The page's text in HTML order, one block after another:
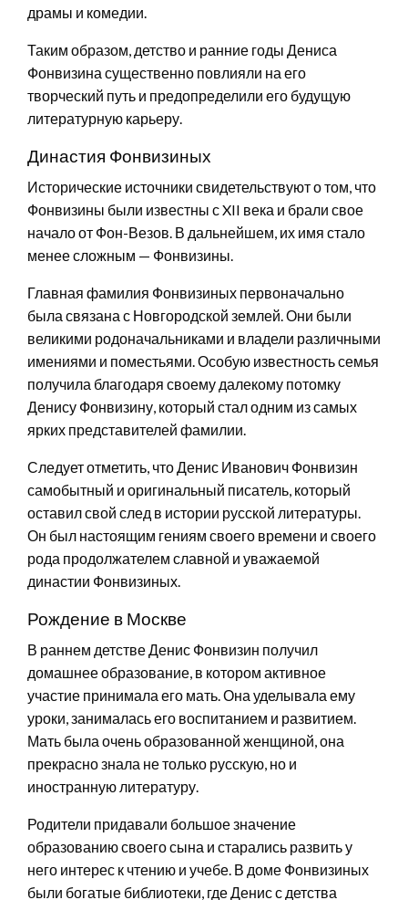
драмы и комедии.
Таким образом, детство и ранние годы Дениса
Фонвизина существенно повлияли на его
творческий путь и предопределили его будущую
литературную карьеру.
Династия Фонвизиных
Исторические источники свидетельствуют о том, что
Фонвизины были известны с XII века и брали свое
начало от Фон-Везов. В дальнейшем, их имя стало
менее сложным — Фонвизины.
Главная фамилия Фонвизиных первоначально
была связана с Новгородской землей. Они были
великими родоначальниками и владели различными
имениями и поместьями. Особую известность семья
получила благодаря своему далекому потомку
Денису Фонвизину, который стал одним из самых
ярких представителей фамилии.
Следует отметить, что Денис Иванович Фонвизин
самобытный и оригинальный писатель, который
оставил свой след в истории русской литературы.
Он был настоящим гениям своего времени и своего
рода продолжателем славной и уважаемой
династии Фонвизиных.
Рождение в Москве
В раннем детстве Денис Фонвизин получил
домашнее образование, в котором активное
участие принимала его мать. Она уделывала ему
уроки, занималась его воспитанием и развитием.
Мать была очень образованной женщиной, она
прекрасно знала не только русскую, но и
иностранную литературу.
Родители придавали большое значение
образованию своего сына и старались развить у
него интерес к чтению и учебе. В доме Фонвизиных
были богатые библиотеки, где Денис с детства